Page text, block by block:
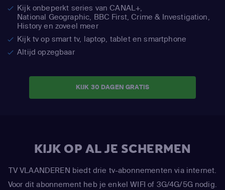
Kijk onbeperkt series van CANAL+,
National Geographic, BBC First, Crime & Investigation,
History en zoveel meer
Kijk tv op smart tv, laptop, tablet en smartphone
Altijd opzegbaar
KIJK 30 DAGEN GRATIS
KIJK OP AL JE SCHERMEN
TV VLAANDEREN biedt drie tv-abonnementen via internet.
Voor dit abonnement heb je enkel WIFI of 3G/4G/5G nodig.